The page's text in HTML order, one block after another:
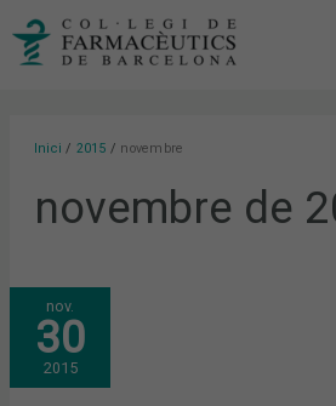
Inici 2015 novembre
novembre de
nov.
30
2015
FARMACÈUTICS
D’HOSPITAL
ACTUALITZEN
CONEIXEMENTS
EN
PSORIASI
I